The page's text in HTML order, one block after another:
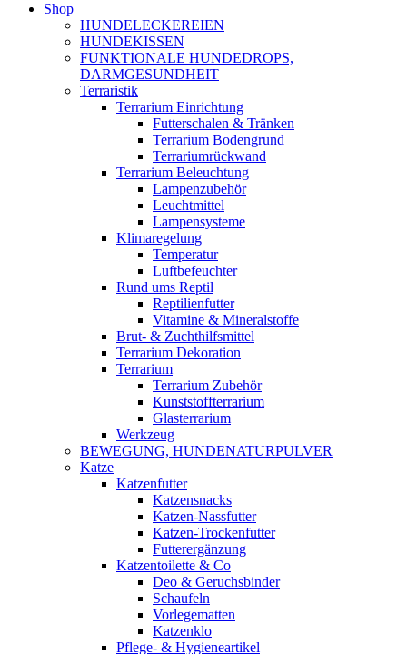
Shop
HUNDELECKEREIEN
HUNDEKISSEN
FUNKTIONALE HUNDEDROPS,
DARMGESUNDHEIT
Terraristik
Terrarium Einrichtung
Futterschalen & Tränken
Terrarium Bodengrund
Terrariumrückwand
Terrarium Beleuchtung
Lampenzubehör
Leuchtmittel
Lampensysteme
Klimaregelung
Temperatur
Luftbefeuchter
Rund ums Reptil
Reptilienfutter
Vitamine & Mineralstoffe
Brut- & Zuchthilfsmittel
Terrarium Dekoration
Terrarium
Terrarium Zubehör
Kunststoffterrarium
Glasterrarium
Werkzeug
BEWEGUNG, HUNDENATURPULVER
Katze
Katzenfutter
Katzensnacks
Katzen-Nassfutter
Katzen-Trockenfutter
Futterergänzung
Katzentoilette & Co
Deo & Geruchsbinder
Schaufeln
Vorlegematten
Katzenklo
Pflege- & Hygieneartikel